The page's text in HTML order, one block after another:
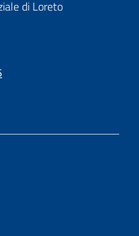
di Loreto